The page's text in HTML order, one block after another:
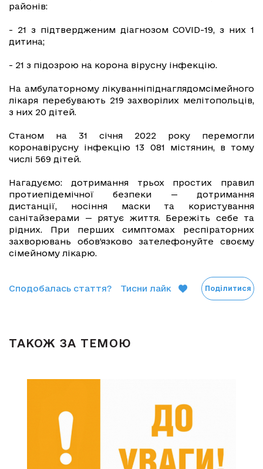
районів:
- 21 з підтвердженим діагнозом COVID-19, з них 1
дитина;
- 21 з підозрою на корона вірусну інфекцію.
На амбулаторному лікуванніпіднаглядомсімейного
лікаря перебувають 219 захворілих мелітопольців,
з них 20 дітей.
Станом на 31 січня 2022 року перемогли
коронавірусну інфекцію 13 081 містянин, в тому
числі 569 дітей.
Нагадуємо: дотримання трьох простих правил
протиепідемічної безпеки — дотримання
дистанції, носіння маски та користування
санітайзерами — рятує життя. Бережіть себе та
рідних. При перших симптомах респіраторних
захворювань обов’язково зателефонуйте своєму
сімейному лікарю.
Сподобалась стаття? Тисни лайк Поділитися
ТАКОЖ ЗА ТЕМОЮ